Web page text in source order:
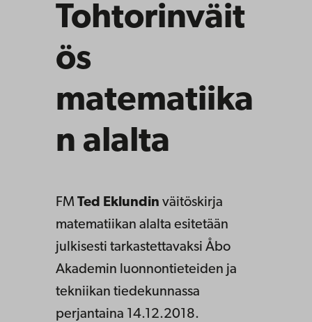
Tohtorinväit
ös
matematiika
n alalta
FM Ted Eklundin väitöskirja
matematiikan alalta esitetään
julkisesti tarkastettavaksi Åbo
Akademin luonnontieteiden ja
tekniikan tiedekunnassa
perjantaina 14.12.2018.